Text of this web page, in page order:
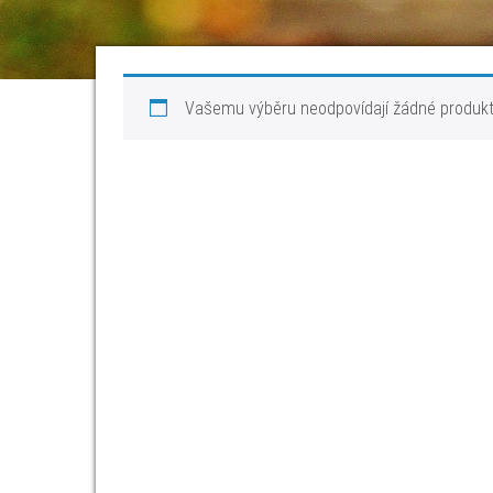
Vašemu výběru neodpovídají žádné